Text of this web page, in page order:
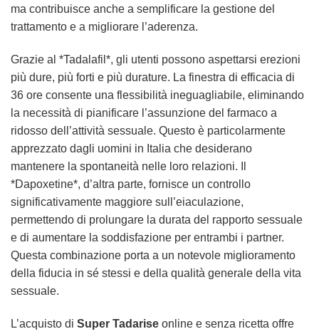
ma contribuisce anche a semplificare la gestione del
trattamento e a migliorare l’aderenza.
Grazie al *Tadalafil*, gli utenti possono aspettarsi erezioni
più dure, più forti e più durature. La finestra di efficacia di
36 ore consente una flessibilità ineguagliabile, eliminando
la necessità di pianificare l’assunzione del farmaco a
ridosso dell’attività sessuale. Questo è particolarmente
apprezzato dagli uomini in Italia che desiderano
mantenere la spontaneità nelle loro relazioni. Il
*Dapoxetine*, d’altra parte, fornisce un controllo
significativamente maggiore sull’eiaculazione,
permettendo di prolungare la durata del rapporto sessuale
e di aumentare la soddisfazione per entrambi i partner.
Questa combinazione porta a un notevole miglioramento
della fiducia in sé stessi e della qualità generale della vita
sessuale.
L’acquisto di Super Tadarise online e senza ricetta offre